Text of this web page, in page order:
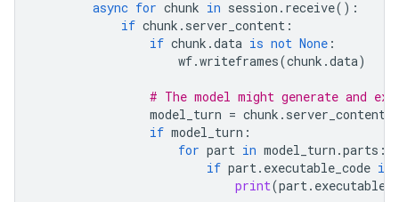
async for chunk in session . receive():
if chunk . server_content :
if chunk .data is not None :
wf.writeframes(chunk .data)
# The model might generate and
model_turn = chunk . server_content
if model_turn :
for part in model_turn .parts :
if part. executable_code is
print(part.